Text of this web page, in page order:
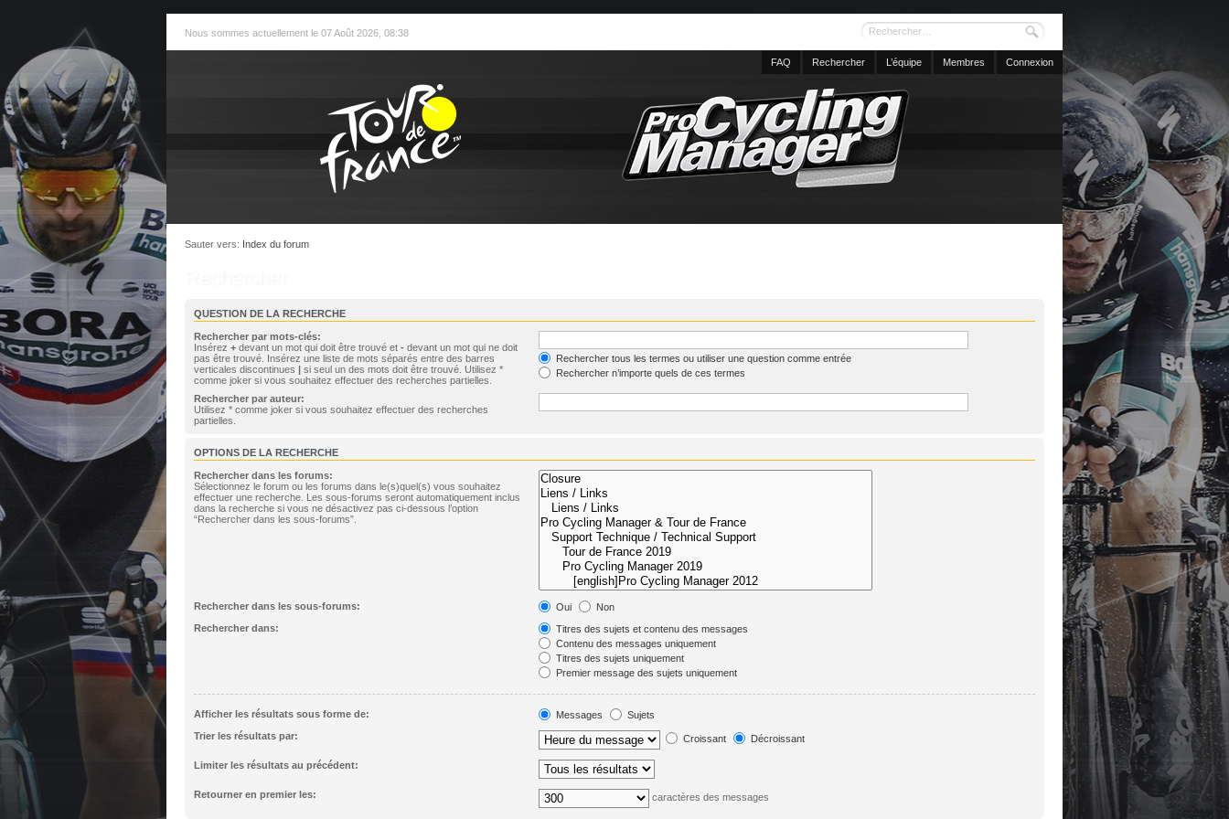
Nous sommes actuellement le 07 Août 2026, 08:38
FAQ Rechercher L’équipe Membres Connexion
Sauter vers: Index du forum
QUESTION DE LA RECHERCHE
Rechercher par mots-clés:
Insérez + devant un mot qui doit être trouvé et - devant un mot qui ne doit
pas être trouvé. Insérez une liste de mots séparés entre des barres
verticales discontinues | si seul un des mots doit être trouvé. Utilisez *
comme joker si vous souhaitez effectuer des recherches partielles.
Rechercher tous les termes ou utiliser une question comme entrée
Rechercher n’importe quels de ces termes
Rechercher par auteur:
Utilisez * comme joker si vous souhaitez effectuer des recherches
partielles.
OPTIONS DE LA RECHERCHE
Rechercher dans les forums:
Sélectionnez le forum ou les forums dans le(s)quel(s) vous souhaitez
effectuer une recherche. Les sous-forums seront automatiquement inclus
dans la recherche si vous ne désactivez pas ci-dessous l’option
“Rechercher dans les sous-forums”.
Rechercher dans les sous-forums: Oui
Non
Rechercher dans:
Titres des sujets et contenu des messages
Contenu des messages uniquement
Titres des sujets uniquement
Premier message des sujets uniquement
Afficher les résultats sous forme de: Messages
Sujets
Trier les résultats par:
Croissant Décroissant
Limiter les résultats au précédent:
Retourner en premier les: caractères des messages